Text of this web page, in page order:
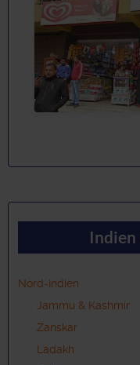
Nord-Indien
Jammu & Kashmir
Zanskar
Ladakh